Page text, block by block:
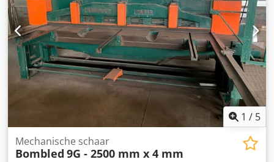
maken van een afspraak. Let op: Bij interesse graag
telefonisch contact opnemen. Telefoon:
1 / 5
Mechanische schaar
Bombled 9G - 2500 mm x 4 mm